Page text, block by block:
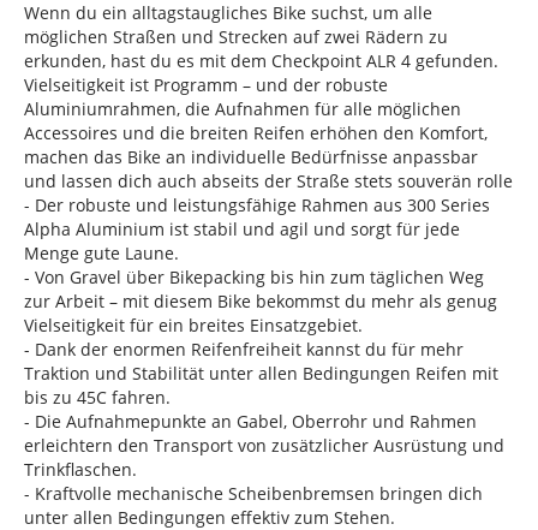
Wenn du ein alltagstaugliches Bike suchst, um alle
möglichen Straßen und Strecken auf zwei Rädern zu
erkunden, hast du es mit dem Checkpoint ALR 4 gefunden.
Vielseitigkeit ist Programm – und der robuste
Aluminiumrahmen, die Aufnahmen für alle möglichen
Accessoires und die breiten Reifen erhöhen den Komfort,
machen das Bike an individuelle Bedürfnisse anpassbar
und lassen dich auch abseits der Straße stets souverän rolle
- Der robuste und leistungsfähige Rahmen aus 300 Series
Alpha Aluminium ist stabil und agil und sorgt für jede
Menge gute Laune.
- Von Gravel über Bikepacking bis hin zum täglichen Weg
zur Arbeit – mit diesem Bike bekommst du mehr als genug
Vielseitigkeit für ein breites Einsatzgebiet.
- Dank der enormen Reifenfreiheit kannst du für mehr
Traktion und Stabilität unter allen Bedingungen Reifen mit
bis zu 45C fahren.
- Die Aufnahmepunkte an Gabel, Oberrohr und Rahmen
erleichtern den Transport von zusätzlicher Ausrüstung und
Trinkflaschen.
- Kraftvolle mechanische Scheibenbremsen bringen dich
unter allen Bedingungen effektiv zum Stehen.